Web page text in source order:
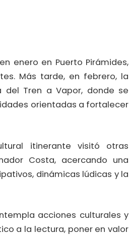
enero en Puerto Pirámides,
Más tarde, en febrero, la
Tren a Vapor, donde se
orientadas a fortalecer
itinerante visitó otras
Costa, acercando una
dinámicas lúdicas y la
acciones culturales y
a la lectura, poner en valor